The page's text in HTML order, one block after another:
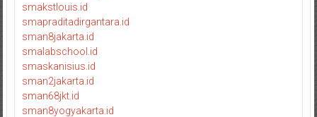
smakstlouis.id
smapraditadirgantara.id
sman8jakarta.id
smalabschool.id
smaskanisius.id
sman2jakarta.id
sman68jkt.id
sman8yogyakarta.id